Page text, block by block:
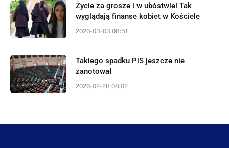
Życie za grosze i w ubóstwie! Tak
wyglądają finanse kobiet w Kościele
2026-03-03 08:51
Takiego spadku PiS jeszcze nie
zanotował
2026-02-28 08:02